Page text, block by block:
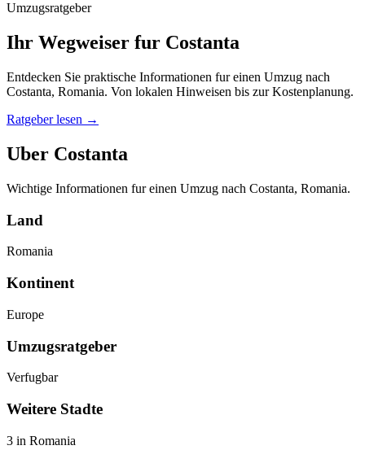
Umzugsratgeber
Ihr Wegweiser fur Costanta
Entdecken Sie praktische Informationen fur einen Umzug nach
Costanta, Romania. Von lokalen Hinweisen bis zur Kostenplanung.
Ratgeber lesen →
Uber Costanta
Wichtige Informationen fur einen Umzug nach Costanta, Romania.
Land
Romania
Kontinent
Europe
Umzugsratgeber
Verfugbar
Weitere Stadte
3 in Romania